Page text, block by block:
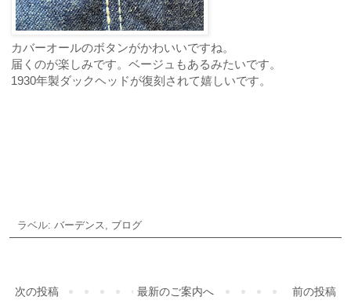
カバーオールのボタンがかわいいですね。
届くのが楽しみです。ベージュもあるみたいです。
1930年製ダックヘッドが復刻されて嬉しいです。
ラベル: バーデンス, ブログ
次の投稿 前の投稿
最新のご案内へ